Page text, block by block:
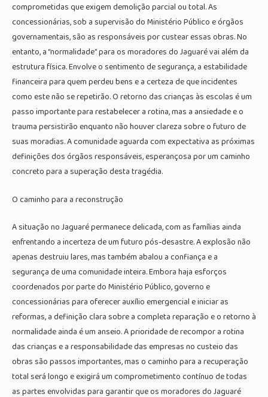
comprometidas que exigem demolição parcial ou total. As
concessionárias, sob a supervisão do Ministério Público e órgãos
governamentais, são as responsáveis por custear essas obras. No
entanto, a “normalidade” para os moradores do Jaguaré vai além da
estrutura física. Envolve o sentimento de segurança, a estabilidade
financeira para quem perdeu bens e a certeza de que incidentes
como este não se repetirão. O retorno das crianças às escolas é um
passo importante para restabelecer a rotina, mas a ansiedade e o
trauma persistirão enquanto não houver clareza sobre o futuro de
suas moradias. A comunidade aguarda com expectativa as próximas
definições dos órgãos responsáveis, esperançosa por um caminho
concreto para a superação desta tragédia.
O caminho para a reconstrução
A situação no Jaguaré permanece delicada, com as famílias ainda
enfrentando a incerteza de um futuro pós-desastre. A explosão não
apenas destruiu lares, mas também abalou a confiança e a
segurança de uma comunidade inteira. Embora haja esforços
coordenados por parte do Ministério Público, governo e
concessionárias para oferecer auxílio emergencial e iniciar as
reformas, a definição clara sobre a completa reparação e o retorno à
normalidade ainda é um anseio. A prioridade de recompor a rotina
das crianças e a responsabilidade das empresas no custeio das
obras são passos importantes, mas o caminho para a recuperação
total será longo e exigirá um comprometimento contínuo de todas
as partes envolvidas para garantir que os moradores do Jaguaré